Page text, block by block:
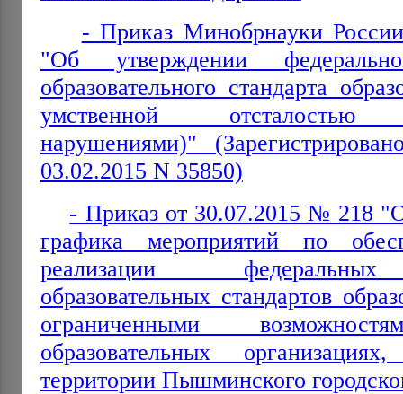
- Приказ Минобрнауки
"Об утверждении
образовательного стандарта
умственной отсталостью
нарушениями)"
03.02.2015 N 35850)
- Приказ от 30.07.2015 № 218
графика мероприятий по
реализации федеральных
образовательных стандартов
ограниченными
образовательных
территории Пышминского